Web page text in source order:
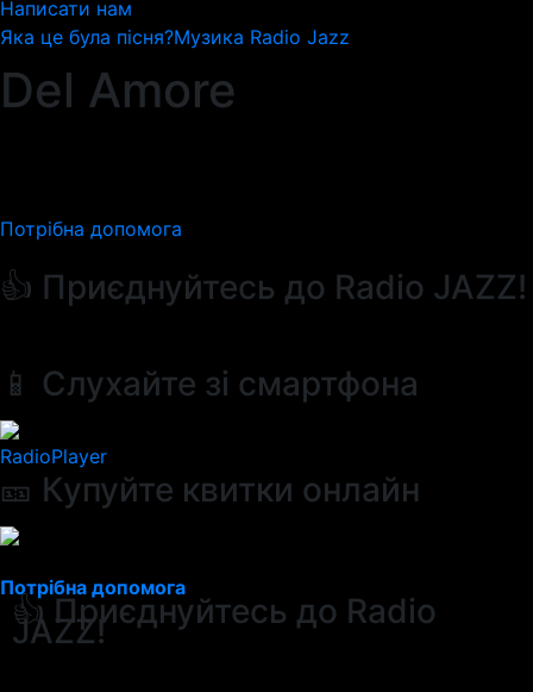
Написати нам
Яка це була пісня?Музика Radio Jazz
Del Amore
Потрібна допомога
👍 Приєднуйтесь до Radio JAZZ!
📱 Слухайте зі смартфона
RadioPlayer
🎫 Купуйте квитки онлайн
Потрібна допомога
👍 Приєднуйтесь до Radio
JAZZ!